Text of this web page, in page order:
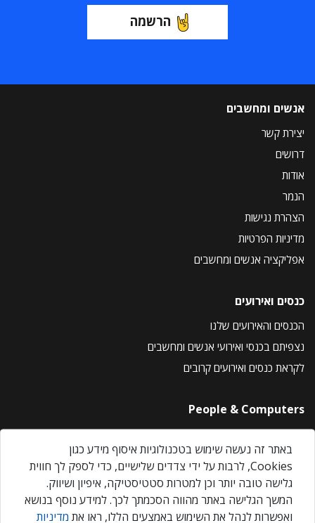
הרשמה
אנשים ומחשבים
יצירת קשר
דרושים
אודות
הנמר
הצהרת נגישות
מדיניות הפרטיות
אפליקציה אנשים ומחשבים
כנסים ואירועים
הכנסים והאירועים שלנו
נצפיתם בכנסי ואירועי אנשים ומחשבים
לקראת כנסים ואירועים קרובים
People & Computers
About Us
Privacy Policy
Contact Us
Our Events
באתר זה נעשה שימוש בטכנולוגיות איסוף מידע כגון
Cookies, לרבות על ידי צדדים שלישיים, כדי לספק לך חווית
גלישה טובה יותר וכן למטרות סטטיסטיקה, איפיון ושיווק.
המשך הגלישה באתר מהווה הסכמתך לכך. למידע נוסף בנושא
ואפשרות לנהל את השימוש באמצעים הללו, ראו את מדיניות